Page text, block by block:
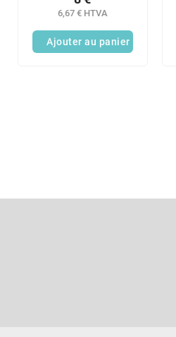
6,67 € HTVA
Ajouter au panier